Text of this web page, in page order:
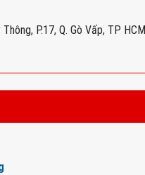
P.17, Q. Gò Vấp, TP HCM